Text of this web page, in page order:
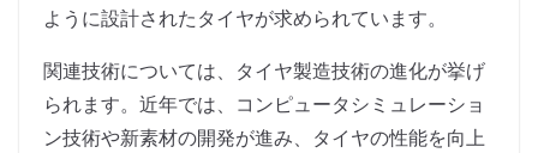
ように設計されたタイヤが求められています。
関連技術については、タイヤ製造技術の進化が挙げ
られます。近年では、コンピュータシミュレーショ
ン技術や新素材の開発が進み、タイヤの性能を向上